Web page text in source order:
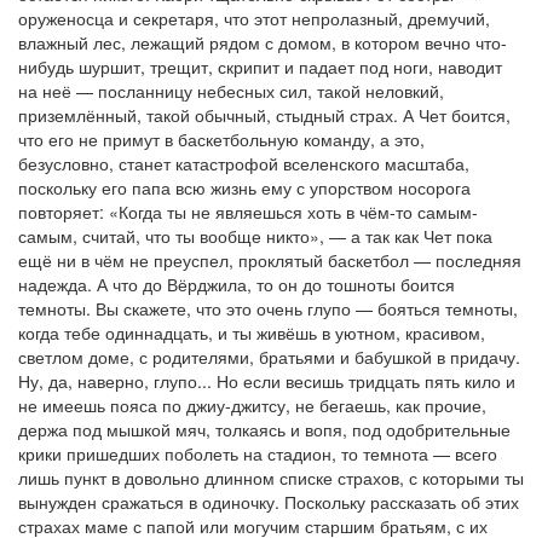
оруженосца и секретаря, что этот непролазный, дремучий,
влажный лес, лежащий рядом с домом, в котором вечно что-
нибудь шуршит, трещит, скрипит и падает под ноги, наводит
на неё — посланницу небесных сил, такой неловкий,
приземлённый, такой обычный, стыдный страх. А Чет боится,
что его не примут в баскетбольную команду, а это,
безусловно, станет катастрофой вселенского масштаба,
поскольку его папа всю жизнь ему с упорством носорога
повторяет: «Когда ты не являешься хоть в чём-то самым-
самым, считай, что ты вообще никто», — а так как Чет пока
ещё ни в чём не преуспел, проклятый баскетбол — последняя
надежда. А что до Вёрджила, то он до тошноты боится
темноты. Вы скажете, что это очень глупо — бояться темноты,
когда тебе одиннадцать, и ты живёшь в уютном, красивом,
светлом доме, с родителями, братьями и бабушкой в придачу.
Ну, да, наверно, глупо... Но если весишь тридцать пять кило и
не имеешь пояса по джиу-джитсу, не бегаешь, как прочие,
держа под мышкой мяч, толкаясь и вопя, под одобрительные
крики пришедших поболеть на стадион, то темнота — всего
лишь пункт в довольно длинном списке страхов, с которыми ты
вынужден сражаться в одиночку. Поскольку рассказать об этих
страхах маме с папой или могучим старшим братьям, с их